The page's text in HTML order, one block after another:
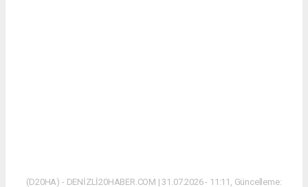
(D20HA) - DENİZLİ20HABER.COM | 31.07.2026 - 11:11, Güncelleme: